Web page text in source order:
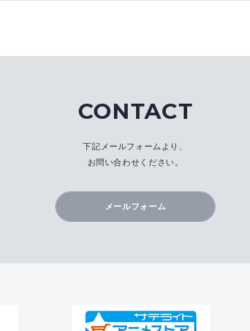
CONTACT
下記メールフォームより、
お問い合わせください。
メールフォーム